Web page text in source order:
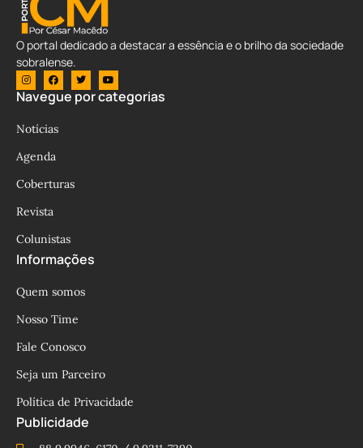
O portal dedicado a destacar a essência e o brilho da sociedade
sobralense.
Navegue por categorias
Notícias
Agenda
Coberturas
Revista
Colunistas
Informações
Quem somos
Nosso Time
Fale Conosco
Seja um Parceiro
Política de Privacidade
Publicidade